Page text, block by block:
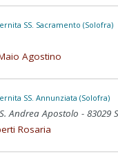
SS. Sacramento (Solofra)
Agostino
SS. Annunziata (Solofra)
Andrea Apostolo - 83029
Rosaria